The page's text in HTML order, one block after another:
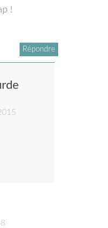
!
Répondre